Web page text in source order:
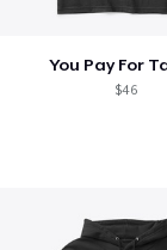
You Pay For
$46